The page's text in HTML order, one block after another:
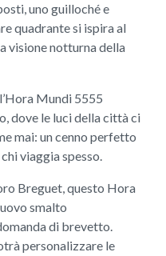
uno guilloché e
quadrante si ispira al
visione notturna della
Mundi 5555
dove le luci della città ci
mai: un cenno perfetto
viaggia spesso.
Breguet, questo Hora
smalto
di brevetto.
personalizzare le